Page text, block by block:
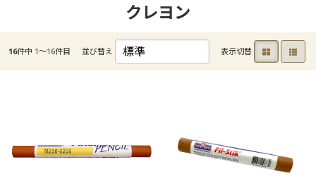
クレヨン
16件中 1〜16件目 並び替え 表示切替